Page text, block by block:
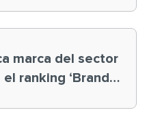
marca del sector
‘Brand